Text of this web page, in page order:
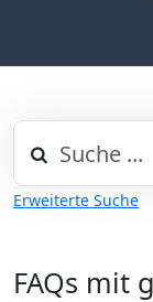
Erweiterte Suche
FAQs mit